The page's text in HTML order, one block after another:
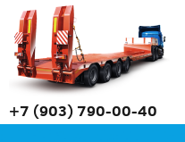
+7 (903) 790-00-40